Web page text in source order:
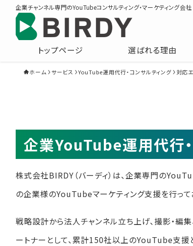
企業チャンネル専門のYouTubeコンサルティング・マーケティング会社
トップページ 選ばれる理由
ホーム サービス YouTube運用代行・コンサルティング 対応
企業YouTube運用代行
株式会社BIRDY（バーディ）は、企業専門の
の企業様のYouTubeマーケティング支援を行って
戦略設計から法人チャンネル立ち上げ、撮影・
ートナーとして、累計150社以上のYouTube支援